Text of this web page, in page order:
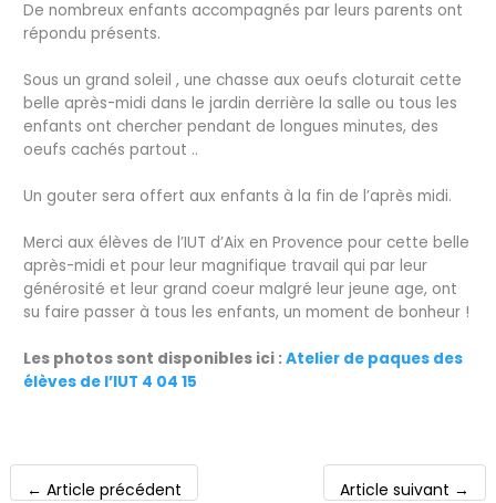
De nombreux enfants accompagnés par leurs parents ont
répondu présents.
Sous un grand soleil , une chasse aux oeufs cloturait cette
belle après-midi dans le jardin derrière la salle ou tous les
enfants ont chercher pendant de longues minutes, des
oeufs cachés partout ..
Un gouter sera offert aux enfants à la fin de l’après midi.
Merci aux élèves de l’IUT d’Aix en Provence pour cette belle
après-midi et pour leur magnifique travail qui par leur
générosité et leur grand coeur malgré leur jeune age, ont
su faire passer à tous les enfants, un moment de bonheur !
Les photos sont disponibles ici :Atelier de paques des
élèves de l’IUT 4 04 15
← Article précédent Article suivant →